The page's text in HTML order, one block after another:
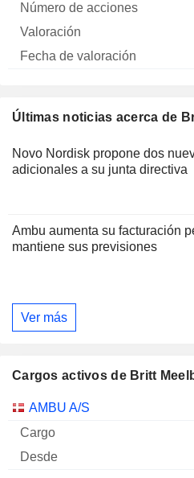
Últimas noticias acerca de
Novo Nordisk propone dos
adicionales a su junta directiva
Ambu aumenta su facturación
mantiene sus previsiones
Ver más
Cargos activos de Britt
Empresas Cargo
AMBU A/S